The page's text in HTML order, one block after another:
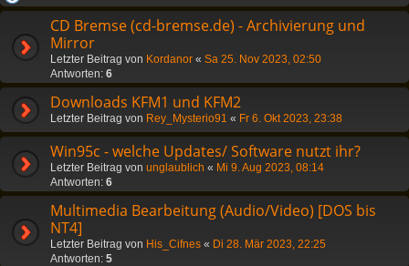
CD Bremse (cd-bremse.de) - Archivierung und
Mirror
Letzter Beitrag von Kordanor « Sa 25. Nov 2023, 02:50
Antworten: 6
Downloads KFM1 und KFM2
Letzter Beitrag von Rey_Mysterio91 « Fr 6. Okt 2023, 23:38
Win95c - welche Updates/ Software nutzt ihr?
Letzter Beitrag von unglaublich « Mi 9. Aug 2023, 08:14
Antworten: 6
Multimedia Bearbeitung (Audio/Video) [DOS bis
NT4]
Letzter Beitrag von His_Cifnes « Di 28. Mär 2023, 22:25
Antworten: 5